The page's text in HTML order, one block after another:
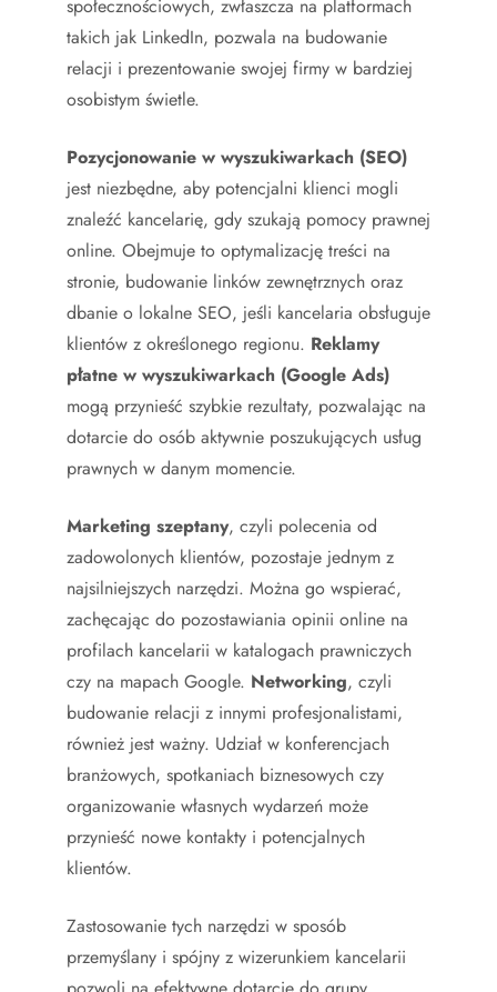
społecznościowych, zwłaszcza na platformach
takich jak LinkedIn, pozwala na budowanie
relacji i prezentowanie swojej firmy w bardziej
osobistym świetle.
Pozycjonowanie w wyszukiwarkach (SEO)
jest niezbędne, aby potencjalni klienci mogli
znaleźć kancelarię, gdy szukają pomocy prawnej
online. Obejmuje to optymalizację treści na
stronie, budowanie linków zewnętrznych oraz
dbanie o lokalne SEO, jeśli kancelaria obsługuje
klientów z określonego regionu. Reklamy
płatne w wyszukiwarkach (Google Ads)
mogą przynieść szybkie rezultaty, pozwalając na
dotarcie do osób aktywnie poszukujących usług
prawnych w danym momencie.
Marketing szeptany, czyli polecenia od
zadowolonych klientów, pozostaje jednym z
najsilniejszych narzędzi. Można go wspierać,
zachęcając do pozostawiania opinii online na
profilach kancelarii w katalogach prawniczych
czy na mapach Google. Networking, czyli
budowanie relacji z innymi profesjonalistami,
również jest ważny. Udział w konferencjach
branżowych, spotkaniach biznesowych czy
organizowanie własnych wydarzeń może
przynieść nowe kontakty i potencjalnych
klientów.
Zastosowanie tych narzędzi w sposób
przemyślany i spójny z wizerunkiem kancelarii